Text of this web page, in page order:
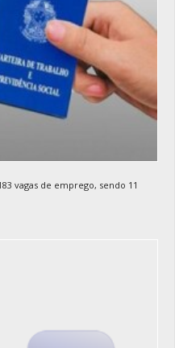
vagas de emprego, sendo 11